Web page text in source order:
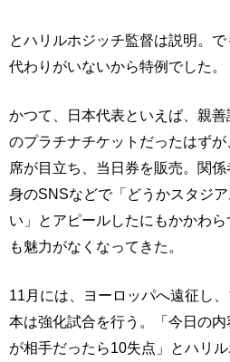
とハリルホジッチ監督は説明。
代わりがいないから特例でした。
かつて、日本代表といえば、親
のプラチナチケットだったはず
席が目立ち、当日券を販売。関
身のSNSなどで「どうかスタジ
い」とアピールしたにもかかわ
も魅力がなくなってきた。
11月には、ヨーロッパへ遠征し
本は強化試合を行う。「今日の
が相手だったら10失点」とハリ